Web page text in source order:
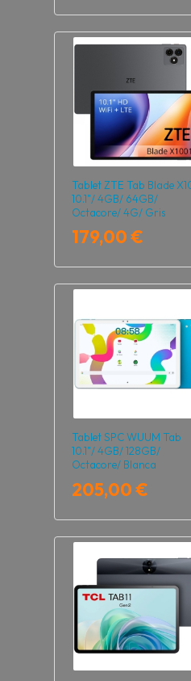
Tablet ZTE Tab Blade
10.1"/ 4GB/ 64GB/
Octacore/ 4G/ Gris
179,00 €
Tablet SPC WUUM Tab
10.1"/ 4GB/ 128GB/
Octacore/ Blanca
205,00 €